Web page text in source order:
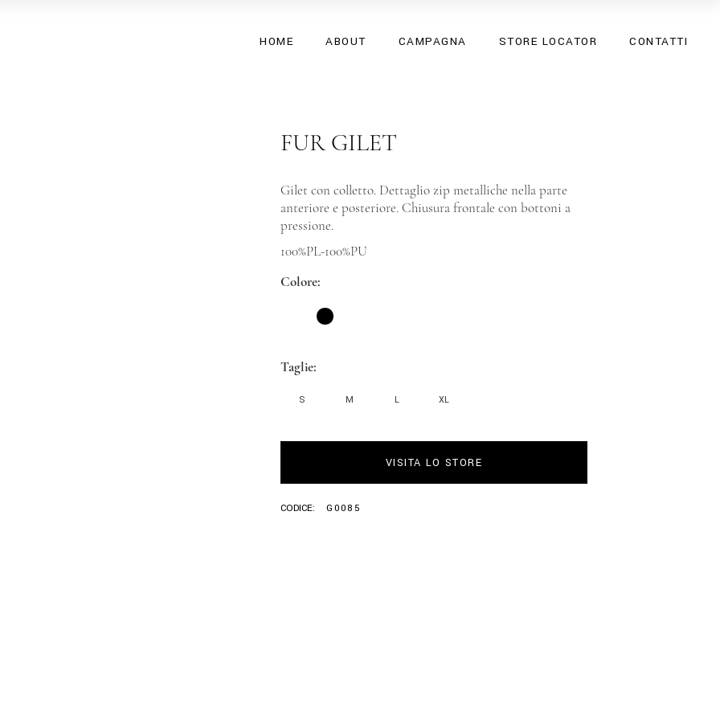
HOME ABOUT CAMPAGNA STORE LOCATOR CONTATTI
FUR GILET
Gilet con colletto. Dettaglio zip metalliche nella parte
anteriore e posteriore. Chiusura frontale con bottoni a
pressione.
100%PL-100%PU
Colore
Taglie
S M L XL
VISITA LO STORE
CODICE: G0085